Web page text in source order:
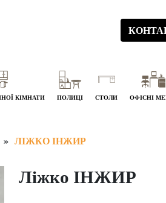
КІМНАТИ ПОЛИЦІ СТОЛИ ОФІСНІ
ЛІЖКО ІНЖИР
Ліжко ІНЖИР